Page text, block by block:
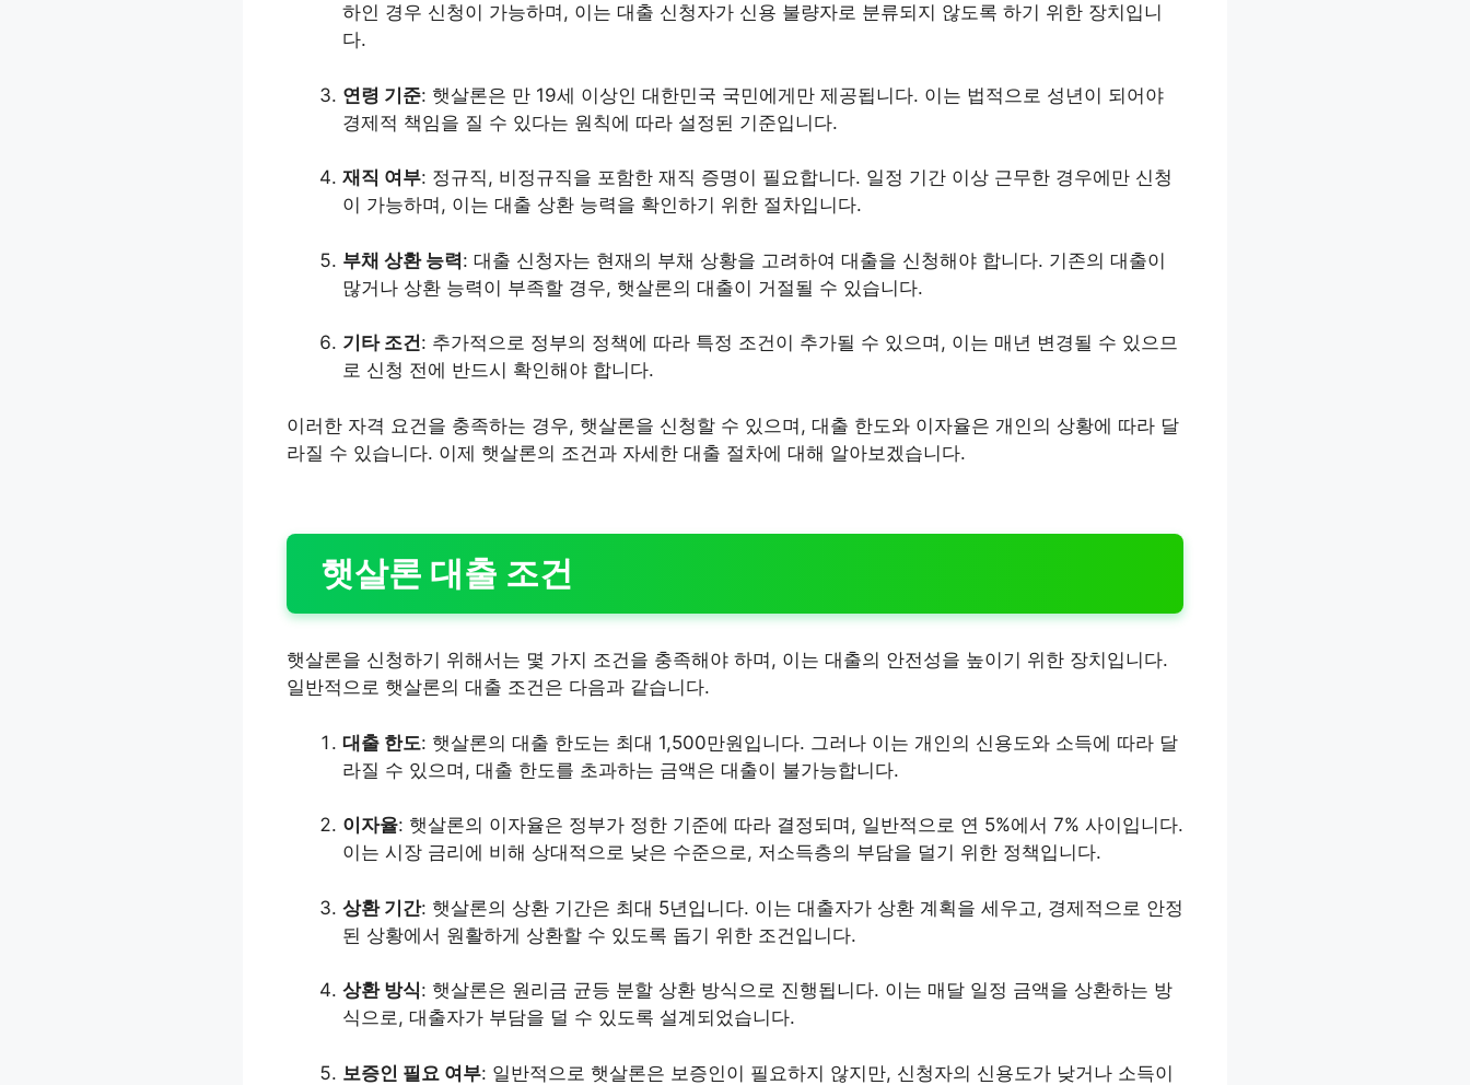
하인 경우 신청이 가능하며, 이는 대출 신청자가 신용 불량자로 분류되지 않도록 하기 위한 장치입니
다.
연령 기준: 햇살론은 만 19세 이상인 대한민국 국민에게만 제공됩니다. 이는 법적으로 성년이 되어야
경제적 책임을 질 수 있다는 원칙에 따라 설정된 기준입니다.
재직 여부: 정규직, 비정규직을 포함한 재직 증명이 필요합니다. 일정 기간 이상 근무한 경우에만 신청
이 가능하며, 이는 대출 상환 능력을 확인하기 위한 절차입니다.
부채 상환 능력: 대출 신청자는 현재의 부채 상황을 고려하여 대출을 신청해야 합니다. 기존의 대출이
많거나 상환 능력이 부족할 경우, 햇살론의 대출이 거절될 수 있습니다.
기타 조건: 추가적으로 정부의 정책에 따라 특정 조건이 추가될 수 있으며, 이는 매년 변경될 수 있으므
로 신청 전에 반드시 확인해야 합니다.
이러한 자격 요건을 충족하는 경우, 햇살론을 신청할 수 있으며, 대출 한도와 이자율은 개인의 상황에 따라 달
라질 수 있습니다. 이제 햇살론의 조건과 자세한 대출 절차에 대해 알아보겠습니다.
햇살론 대출 조건
햇살론을 신청하기 위해서는 몇 가지 조건을 충족해야 하며, 이는 대출의 안전성을 높이기 위한 장치입니다.
일반적으로 햇살론의 대출 조건은 다음과 같습니다.
대출 한도: 햇살론의 대출 한도는 최대 1,500만원입니다. 그러나 이는 개인의 신용도와 소득에 따라 달
라질 수 있으며, 대출 한도를 초과하는 금액은 대출이 불가능합니다.
이자율: 햇살론의 이자율은 정부가 정한 기준에 따라 결정되며, 일반적으로 연 5%에서 7% 사이입니다.
이는 시장 금리에 비해 상대적으로 낮은 수준으로, 저소득층의 부담을 덜기 위한 정책입니다.
상환 기간: 햇살론의 상환 기간은 최대 5년입니다. 이는 대출자가 상환 계획을 세우고, 경제적으로 안정
된 상황에서 원활하게 상환할 수 있도록 돕기 위한 조건입니다.
상환 방식: 햇살론은 원리금 균등 분할 상환 방식으로 진행됩니다. 이는 매달 일정 금액을 상환하는 방
식으로, 대출자가 부담을 덜 수 있도록 설계되었습니다.
보증인 필요 여부: 일반적으로 햇살론은 보증인이 필요하지 않지만, 신청자의 신용도가 낮거나 소득이